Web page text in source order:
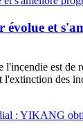
et
est de
l'extinction des